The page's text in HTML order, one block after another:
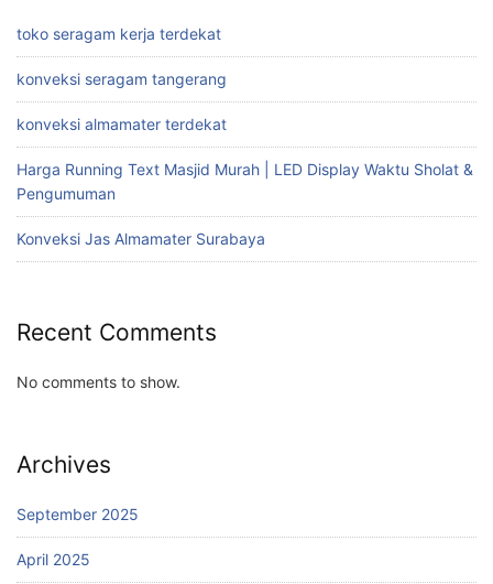
toko seragam kerja terdekat
konveksi seragam tangerang
konveksi almamater terdekat
Harga Running Text Masjid Murah | LED Display Waktu Sholat &
Pengumuman
Konveksi Jas Almamater Surabaya
Recent Comments
No comments to show.
Archives
September 2025
April 2025